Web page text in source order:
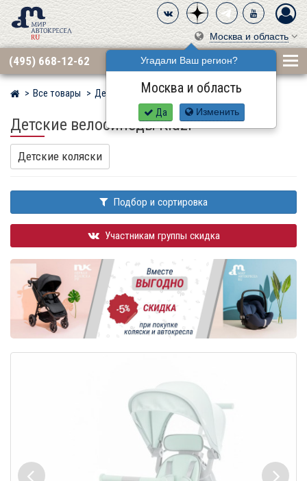
Москва и область
Угадали Ваш регион?
Москва и область
Да Изменить
(495) 668-12-62
Мир детских автокресел
Все товары Детские велосипеды
Детские велосипеды Kidzi
Детские коляски
Подбор и сортировка
Участникам группы скидка